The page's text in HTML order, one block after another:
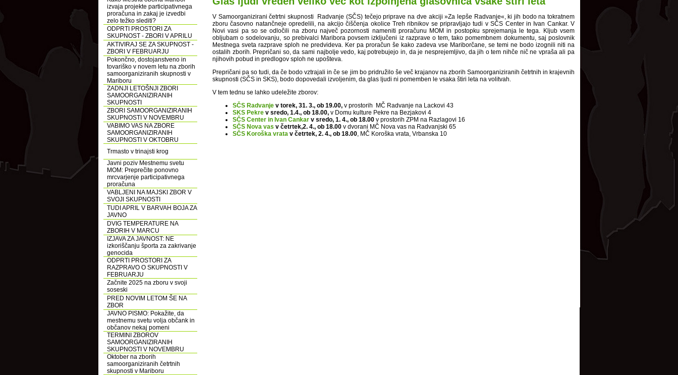
izvaja projekte participativnega
proračuna in zakaj je izvedbi
zelo težko slediti?
ODPRTI PROSTORI ZA
SKUPNOST - ZBORI V APRILU
AKTIVIRAJ SE ZA SKUPNOST -
ZBORI V FEBRUARJU
Pokončno, dostojanstveno in
tovariško v novem letu na zborih
samoorganiziranih skupnosti v
Mariboru
ZADNJI LETOŠNJI ZBORI
SAMOORGANIZIRANIH
SKUPNOSTI
ZBORI SAMOORGANIZIRANIH
SKUPNOSTI V NOVEMBRU
VABIMO VAS NA ZBORE
SAMOORGANIZIRANIH
SKUPNOSTI V OKTOBRU
Trmasto v trinajsti krog
Javni poziv Mestnemu svetu
MOM: Preprečite ponovno
mrcvarjenje participativnega
proračuna
VABLJENI NA MAJSKI ZBOR V
SVOJI SKUPNOSTI
TUDI APRIL V BARVAH BOJA ZA
JAVNO
DVIG TEMPERATURE NA
ZBORIH V MARCU
IZJAVA ZA JAVNOST: NE
izkoriščanju športa za zakrivanje
genocida
ODPRTI PROSTORI ZA
RAZPRAVO O SKUPNOSTI V
FEBRUARJU
Začnite 2025 na zboru v svoji
soseski
PRED NOVIM LETOM ŠE NA
ZBOR
JAVNO PISMO: Pokažite, da
mestnemu svetu volja občank in
občanov nekaj pomeni
TERMINI ZBOROV
SAMOORGANIZIRANIH
SKUPNOSTI V NOVEMBRU
Oktober na zborih
samoorganiziranih četrtnih
skupnosti v Mariboru
V Samoorganizirani četrtni skupnosti Radvanje (SČS) tečejo priprave na dve akciji »Za lepše Radvanje«, ki jih bodo na tokratnem
zboru časovno natančneje opredelili, na akcijo čiščenja okolice Treh ribnikov se pripravljajo tudi v SČS Center in Ivan Cankar. V
Novi vasi pa so se odločili na zboru največ pozornosti nameniti proračunu MOM in postopku sprejemanja le tega. Kljub vsem
obljubam o sodelovanju, so prebivalci Maribora povsem izključeni iz razprave o tem, tako pomembnem dokumentu, saj poslovnik
Mestnega sveta razprave sploh ne predvideva. Ker pa proračun še kako zadeva vse Mariborčane, se temi ne bodo izognili niti na
ostalih zborih. Prepričani so, da sami najbolje vedo, kaj potrebujejo in, da je nesprejemljivo, da jih o tem nihče nič ne vpraša ali pa
njihovih pobud in predlogov sploh ne upošteva.
Prepričani pa so tudi, da če bodo vztrajali in če se jim bo pridružilo še več krajanov na zborih Samoorganiziranih četrtnih in krajevnih
skupnosti (SČS in SKS), bodo dopovedali izvoljenim, da glas ljudi ni pomemben le vsaka štiri leta na volitvah.
V tem tednu se lahko udeležite zborov:
SČS Radvanje v torek, 31. 3., ob 19.00, v prostorih MČ Radvanje na Lackovi 43
SKS Pekre v sredo, 1.4., ob 18.00, v Domu kulture Pekre na Bezjakovi 4
SČS Center in Ivan Cankar v sredo, 1. 4., ob 18.00 v prostorih ZPM na Razlagovi 16
SČS Nova vas v četrtek,2. 4., ob 18.00 v dvorani MČ Nova vas na Radvanjski 65
SČS Koroška vrata v četrtek, 2. 4., ob 18.00, MČ Koroška vrata, Vrbanska 10